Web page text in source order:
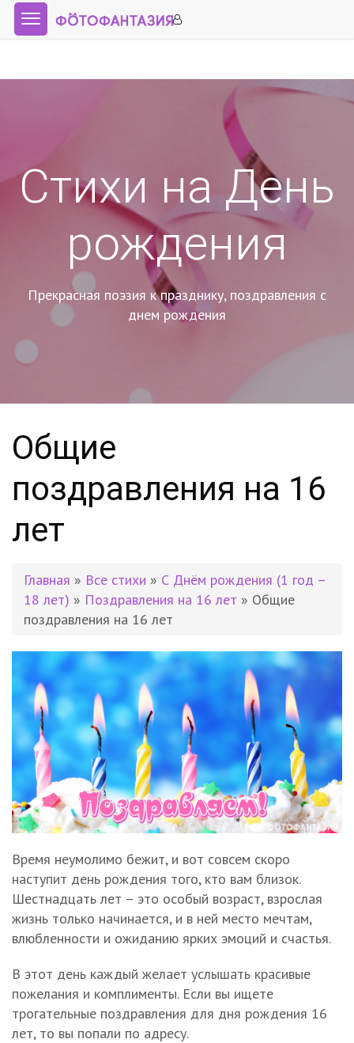
Стихи на День
рождения
Прекрасная поэзия к празднику, поздравления с
днем рождения
Общие
поздравления на 16
лет
Главная » Все стихи » С Днём рождения (1 год –
18 лет) » Поздравления на 16 лет » Общие
поздравления на 16 лет
Время неумолимо бежит, и вот совсем скоро
наступит день рождения того, кто вам близок.
Шестнадцать лет – это особый возраст, взрослая
жизнь только начинается, и в ней место мечтам,
влюбленности и ожиданию ярких эмоций и счастья.
В этот день каждый желает услышать красивые
пожелания и комплименты. Если вы ищете
трогательные поздравления для дня рождения 16
лет, то вы попали по адресу.